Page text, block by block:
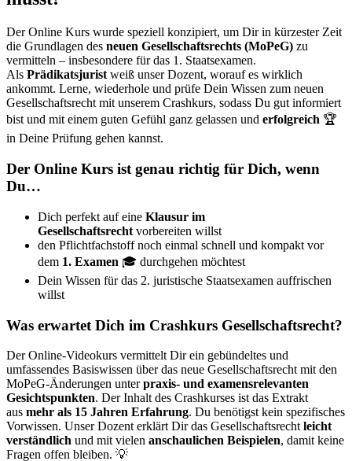
Der Online Kurs wurde speziell konzipiert, um Dir in kürzester Zeit
die Grundlagen des neuen Gesellschaftsrechts (MoPeG) zu
vermitteln – insbesondere für das 1. Staatsexamen.
Als Prädikatsjurist weiß unser Dozent, worauf es wirklich
ankommt. Lerne, wiederhole und prüfe Dein Wissen zum neuen
Gesellschaftsrecht mit unserem Crashkurs, sodass Du gut informiert
bist und mit einem guten Gefühl ganz gelassen und erfolgreich 🏆
in Deine Prüfung gehen kannst.
Der Online Kurs ist genau richtig für Dich, wenn
Du…
Dich perfekt auf eine Klausur im
Gesellschaftsrecht vorbereiten willst
den Pflichtfachstoff noch einmal schnell und kompakt vor
dem 1. Examen 🎓 durchgehen möchtest
Dein Wissen für das 2. juristische Staatsexamen auffrischen
willst
Was erwartet Dich im Crashkurs Gesellschaftsrecht?
Der Online-Videokurs vermittelt Dir ein gebündeltes und
umfassendes Basiswissen über das neue Gesellschaftsrecht mit den
MoPeG-Änderungen unterpraxis- und examensrelevanten
Gesichtspunkten. Der Inhalt des Crashkurses ist das Extrakt
aus mehr als 15 Jahren Erfahrung. Du benötigst kein spezifisches
Vorwissen. Unser Dozent erklärt Dir das Gesellschaftsrecht leicht
verständlich und mit vielen anschaulichen Beispielen, damit keine
Fragen offen bleiben. 💡